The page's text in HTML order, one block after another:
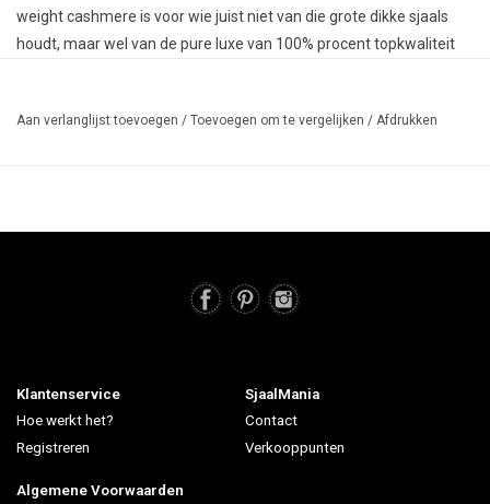
weight cashmere is voor wie juist niet van die grote dikke sjaals
houdt, maar wel van de pure luxe van 100% procent topkwaliteit
is ze ideaal! Niet te groot en niet te klein; Warm maar niet te warm,
Aan verlanglijst toevoegen / Toevoegen om te vergelijken / Afdrukken
Klantenservice
Hoe werkt het?
Registreren
SjaalMania
Contact
Verkooppunten
Algemene Voorwaarden